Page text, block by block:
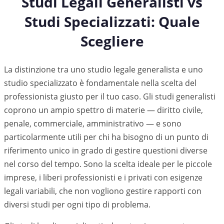
Studi Specializzati: Quale
Scegliere
La distinzione tra uno studio legale generalista e uno
studio specializzato è fondamentale nella scelta del
professionista giusto per il tuo caso. Gli studi generalisti
coprono un ampio spettro di materie — diritto civile,
penale, commerciale, amministrativo — e sono
particolarmente utili per chi ha bisogno di un punto di
riferimento unico in grado di gestire questioni diverse
nel corso del tempo. Sono la scelta ideale per le piccole
imprese, i liberi professionisti e i privati con esigenze
legali variabili, che non vogliono gestire rapporti con
diversi studi per ogni tipo di problema.